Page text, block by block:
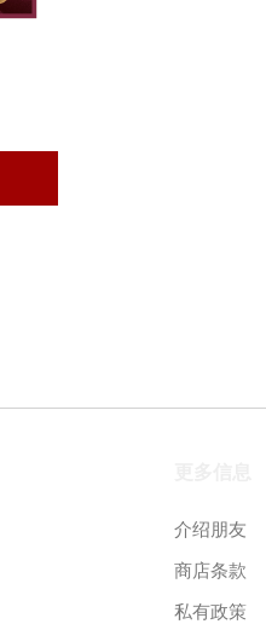
介绍朋友
商店条款
私有政策